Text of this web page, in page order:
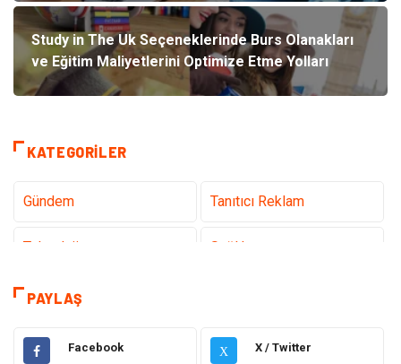
Study in The Uk Seçeneklerinde Burs Olanakları
ve Eğitim Maliyetlerini Optimize Etme Yolları
KATEGORILER
Gündem Tanıtıcı Reklam
Teknoloji Sağlık
Dekorasyon
Eğitim Hukuk
PAYLAŞ
Facebook X X / Twitter